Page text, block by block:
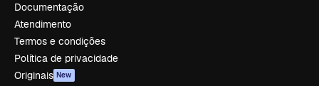
Documentação
Atendimento
Termos e condições
Política de privacidade
Originais New